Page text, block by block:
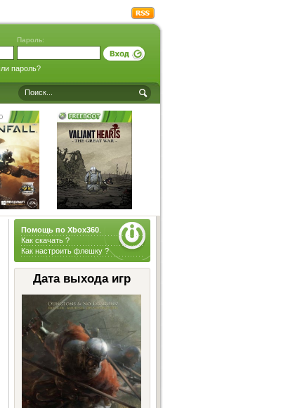
Пароль:
пароль?
Помощь по Xbox360.
Как скачать ?
Как настроить флешку ?
Дата выхода игр